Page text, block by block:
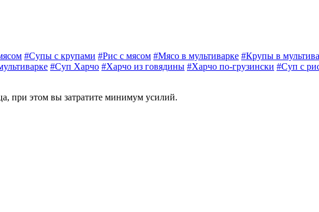
#Супы с крупами #Рис с мясом #Мясо в мультиварке #Крупы в
#Суп Харчо #Харчо из говядины #Харчо по-грузински #Суп с
при этом вы затратите минимум усилий.